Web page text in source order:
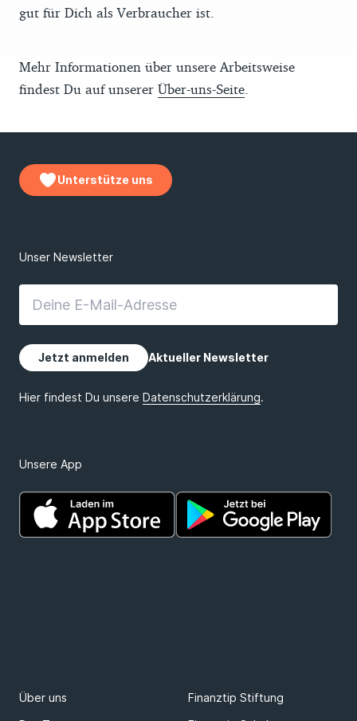
gut für Dich als Verbraucher ist.
Mehr Informationen über unsere Arbeitsweise
findest Du auf unserer Über-uns-Seite
Unterstütze uns
Unsere App
Über uns
Finanztip Stiftung